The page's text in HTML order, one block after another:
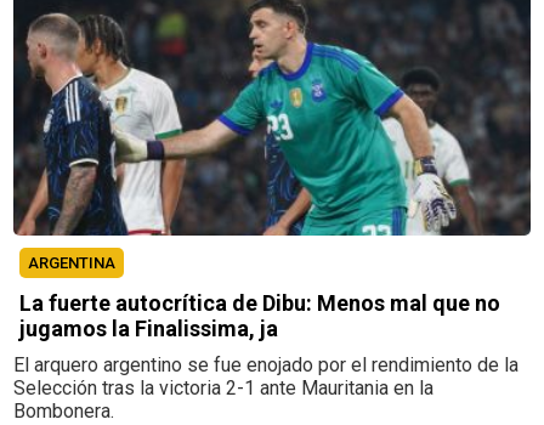
ARGENTINA
La fuerte autocrítica de Dibu: Menos mal que no
jugamos la Finalissima, ja
El arquero argentino se fue enojado por el rendimiento de la
Selección tras la victoria 2-1 ante Mauritania en la
Bombonera.